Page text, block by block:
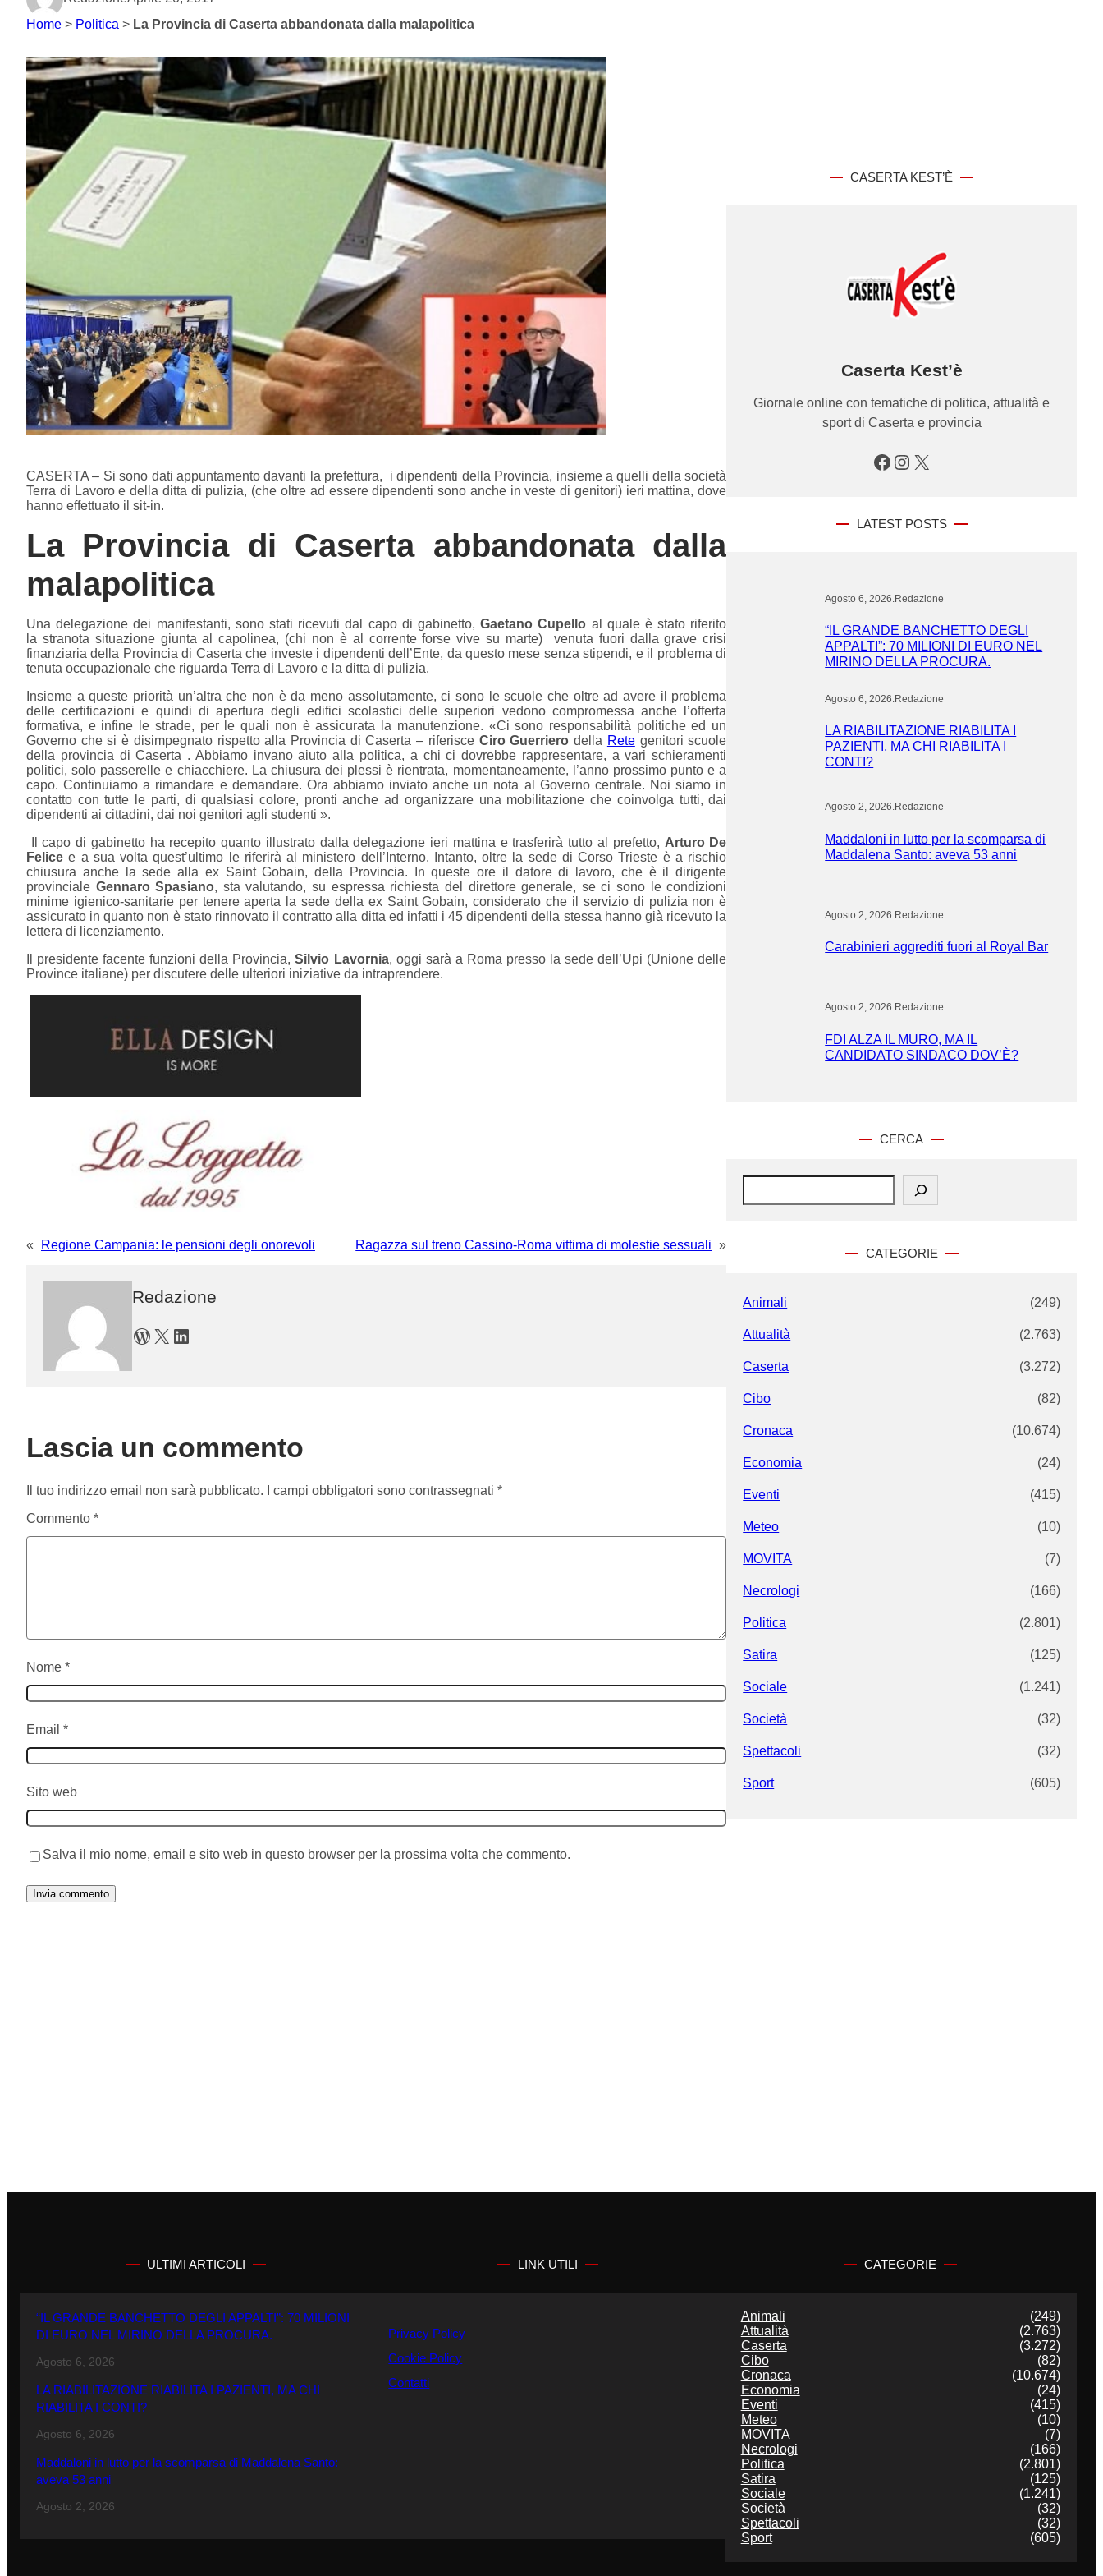
Home > Politica > La Provincia di Caserta abbandonata dalla malapolitica
CASERTA – Si sono dati appuntamento davanti la prefettura, i dipendenti della Provincia, insieme a quelli della società
Terra di Lavoro e della ditta di pulizia, (che oltre ad essere dipendenti sono anche in veste di genitori) ieri mattina, dove
hanno effettuato il sit-in.
La Provincia di Caserta abbandonata dalla
malapolitica
Una delegazione dei manifestanti, sono stati ricevuti dal capo di gabinetto,Gaetano Cupello al quale è stato riferito
la stranota situazione giunta al capolinea, (chi non è al corrente forse vive su marte) venuta fuori dalla grave crisi
finanziaria della Provincia di Caserta che investe i dipendenti dell’Ente, da questo mese senza stipendi, e il problema di
tenuta occupazionale che riguarda Terra di Lavoro e la ditta di pulizia.
Insieme a queste priorità un’altra che non è da meno assolutamente, ci sono le scuole che oltre ad avere il problema
delle certificazioni e quindi di apertura degli edifici scolastici delle superiori vedono compromessa anche l’offerta
formativa, e infine le strade, per le quali non è assicurata la manutenzione. «Ci sono responsabilità politiche ed un
Governo che si è disimpegnato rispetto alla Provincia di Caserta – riferisce Ciro Guerriero della Retegenitori scuole
della provincia di Caserta . Abbiamo invano aiuto alla politica, a chi ci dovrebbe rappresentare, a vari schieramenti
politici, solo passerelle e chiacchiere. La chiusura dei plessi è rientrata, momentaneamente, l’anno prossimo punto e a
capo. Continuiamo a rimandare e demandare. Ora abbiamo inviato anche un nota al Governo centrale. Noi siamo in
contatto con tutte le parti, di qualsiasi colore, pronti anche ad organizzare una mobilitazione che coinvolga tutti, dai
dipendenti ai cittadini, dai noi genitori agli studenti ».
Il capo di gabinetto ha recepito quanto illustrato dalla delegazione ieri mattina e trasferirà tutto al prefetto, Arturo De
Felice e a sua volta quest’ultimo le riferirà al ministero dell’Interno. Intanto, oltre la sede di Corso Trieste è a rischio
chiusura anche la sede alla ex Saint Gobain, della Provincia. In queste ore il datore di lavoro, che è il dirigente
provinciale Gennaro Spasiano, sta valutando, su espressa richiesta del direttore generale, se ci sono le condizioni
minime igienico-sanitarie per tenere aperta la sede della ex Saint Gobain, considerato che il servizio di pulizia non è
assicurato in quanto non è stato rinnovato il contratto alla ditta ed infatti i 45 dipendenti della stessa hanno già ricevuto la
lettera di licenziamento.
Il presidente facente funzioni della Provincia,Silvio Lavornia, oggi sarà a Roma presso la sede dell’Upi (Unione delle
Province italiane) per discutere delle ulteriori iniziative da intraprendere.
« Regione Campania: le pensioni degli onorevoli Ragazza sul treno Cassino-Roma vittima di molestie sessuali »
Redazione
WordPress X LinkedIn
Lascia un commento
Il tuo indirizzo email non sarà pubblicato. I campi obbligatori sono contrassegnati *
Commento *
Nome *
Email *
Sito web
Salva il mio nome, email e sito web in questo browser per la prossima volta che commento.
CASERTA KEST’È
Caserta Kest’è
Giornale online con tematiche di politica, attualità e
sport di Caserta e provincia
Facebook Instagram X
LATEST POSTS
Agosto 6, 2026 Redazione
“IL GRANDE BANCHETTO DEGLI
APPALTI”: 70 MILIONI DI EURO NEL
MIRINO DELLA PROCURA.
Agosto 6, 2026 Redazione
LA RIABILITAZIONE RIABILITA I
PAZIENTI, MA CHI RIABILITA I
CONTI?
Agosto 2, 2026.Redazione
Maddaloni in lutto per la scomparsa di
Maddalena Santo: aveva 53 anni
Agosto 2, 2026 Redazione
Carabinieri aggrediti fuori al Royal Bar
Agosto 2, 2026.Redazione
FDI ALZA IL MURO, MA IL
CANDIDATO SINDACO DOV’È?
CERCA
S
CATEGORIE
Animali (249)
Attualità (2.763)
Caserta (3.272)
Cibo (82)
Cronaca (10.674)
Economia (24)
Eventi (415)
Meteo (10)
MOVITA (7)
Necrologi (166)
Politica (2.801)
Satira (125)
Sociale (1.241)
Società (32)
Spettacoli (32)
Sport (605)
ULTIMI ARTICOLI
“IL GRANDE BANCHETTO DEGLI APPALTI”: 70 MILIONI
DI EURO NEL MIRINO DELLA PROCURA.
Agosto 6, 2026
LA RIABILITAZIONE RIABILITA I PAZIENTI, MA CHI
RIABILITA I CONTI?
Agosto 6, 2026
Maddaloni in lutto per la scomparsa di Maddalena Santo:
aveva 53 anni
Agosto 2, 2026
LINK UTILI
Privacy Policy
Cookie Policy
Contatti
CATEGORIE
Animali
(249)
Attualità
(2.763)
Caserta
(3.272)
Cibo
(82)
Cronaca
(10.674)
Economia
(24)
Eventi
(415)
Meteo
(10)
MOVITA
(7)
Necrologi
(166)
Politica
(2.801)
Satira
(125)
Sociale
(1.241)
Società
(32)
Spettacoli
(32)
Sport
(605)